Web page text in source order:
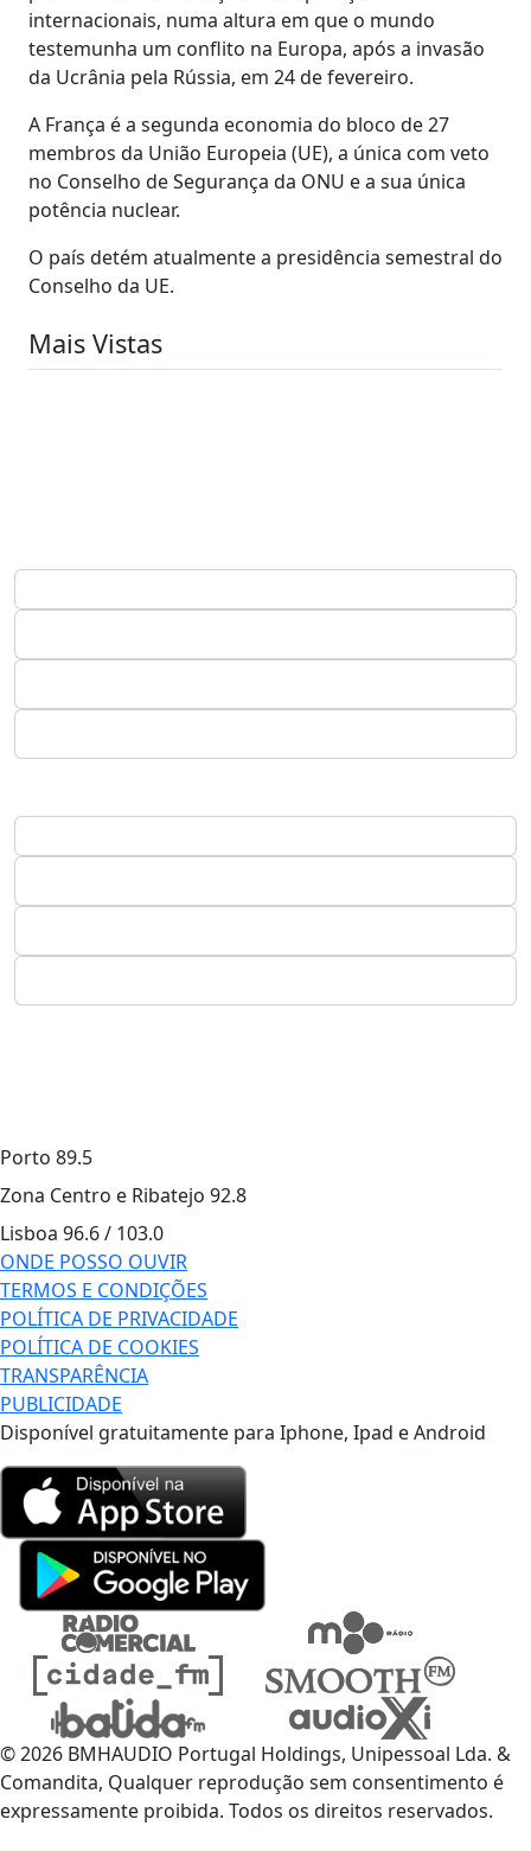
internacionais, numa altura em que o mundo
testemunha um conflito na Europa, após a invasão
da Ucrânia pela Rússia, em 24 de fevereiro.
A França é a segunda economia do bloco de 27
membros da União Europeia (UE), a única com veto
no Conselho de Segurança da ONU e a sua única
potência nuclear.
O país detém atualmente a presidência semestral do
Conselho da UE.
Mais Vistas
Porto 89.5
Zona Centro e Ribatejo 92.8
Lisboa 96.6 / 103.0
ONDE POSSO OUVIR
TERMOS E CONDIÇÕES
POLÍTICA DE PRIVACIDADE
POLÍTICA DE COOKIES
TRANSPARÊNCIA
PUBLICIDADE
Disponível gratuitamente para Iphone, Ipad e Android
© 2026 BMHAUDIO Portugal Holdings, Unipessoal Lda. &
Comandita, Qualquer reprodução sem consentimento é
expressamente proibida. Todos os direitos reservados.